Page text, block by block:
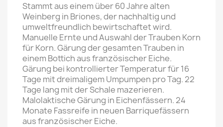
Stammt aus einem über 60 Jahre alten
Weinberg in Briones, der nachhaltig und
umweltfreundlich bewirtschaftet wird.
Manuelle Ernte und Auswahl der Trauben Korn
für Korn. Gärung der gesamten Trauben in
einem Bottich aus französischer Eiche.
Gärung bei kontrollierter Temperatur für 16
Tage mit dreimaligem Umpumpen pro Tag. 22
Tage lang mit der Schale mazerieren.
Malolaktische Gärung in Eichenfässern. 24
Monate Fassreife in neuen Barriquefässern
aus französischer Eiche.